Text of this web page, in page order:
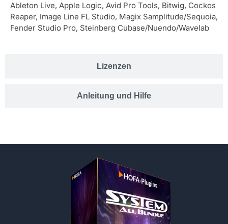
Lizenzen
Anleitung und Hilfe
Ableton Live, Apple Logic, Avid Pro Tools, Bitwig, Cockos
Reaper, Image Line FL Studio, Magix Samplitude/Sequoia,
Fender Studio Pro, Steinberg Cubase/Nuendo/Wavelab